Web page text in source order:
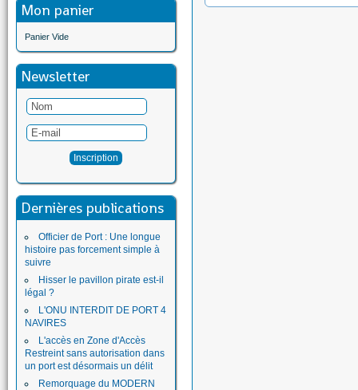
Mon panier
Panier Vide
Newsletter
Dernières publications
Officier de Port : Une longue
histoire pas forcement simple à
suivre
Hisser le pavillon pirate est-il
légal ?
L'ONU INTERDIT DE PORT 4
NAVIRES
L'accès en Zone d'Accès
Restreint sans autorisation dans
un port est désormais un délit
Remorquage du MODERN